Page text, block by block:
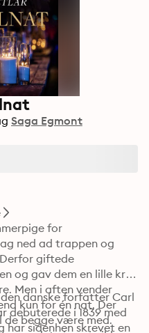
Saga Egmont
for
ned ad trappen og
giftede
og gav dem en lille kro,
Men i aften vender
kun for én nat. Der
de begge være med.
danske forfatter Carl
debuterede i 1839 med
har sidenhen skrevet en